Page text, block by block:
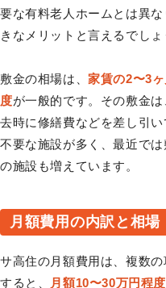
要な有料老人ホームとは異
きなメリットと言えるでしょ
敷金の相場は、家賃の2〜3
度が一般的です。その敷金
去時に修繕費などを差し引
不要な施設が多く、最近で
の施設も増えています。
月額費用の内訳と相場
サ高住の月額費用は、複数
すると、
月額10〜30万円程